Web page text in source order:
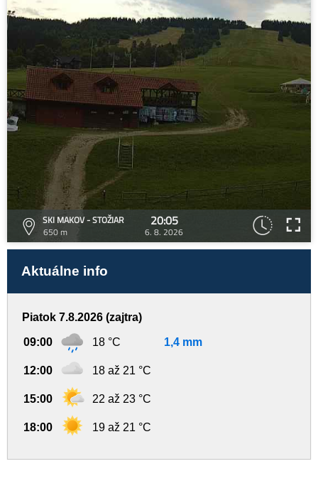
SKI MAKOV - STOŽIAR
650 m
20:05
6. 8. 2026
Aktuálne info
Piatok 7.8.2026 (zajtra)
09:00 18 °C 1,4 mm
12:00 18 až 21 °C
15:00 22 až 23 °C
18:00 19 až 21 °C